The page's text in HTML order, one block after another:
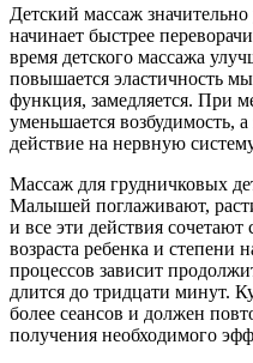
Детский массаж
начинает быстрее
время детского массажа
повышается эластичность
функция, замедляется. При
уменьшается возбудимость,
действие на нервную
Массаж для грудничковых
Малышей поглаживают,
и все эти действия
возраста ребенка и степени
процессов зависит
длится до тридцати минут.
более сеансов и должен
получения необходимого